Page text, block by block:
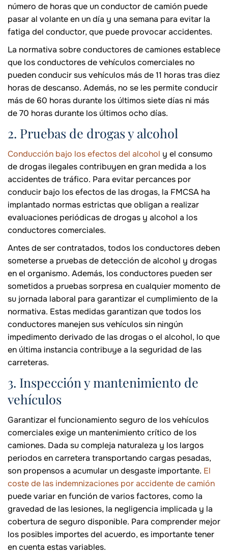
número de horas que un conductor de camión puede
pasar al volante en un día y una semana para evitar la
fatiga del conductor, que puede provocar accidentes.
La normativa sobre conductores de camiones establece
que los conductores de vehículos comerciales no
pueden conducir sus vehículos más de 11 horas tras diez
horas de descanso. Además, no se les permite conducir
más de 60 horas durante los últimos siete días ni más
de 70 horas durante los últimos ocho días.
2. Pruebas de drogas y alcohol
Conducción bajo los efectos del alcohol y el consumo
de drogas ilegales contribuyen en gran medida a los
accidentes de tráfico. Para evitar percances por
conducir bajo los efectos de las drogas, la FMCSA ha
implantado normas estrictas que obligan a realizar
evaluaciones periódicas de drogas y alcohol a los
conductores comerciales.
Antes de ser contratados, todos los conductores deben
someterse a pruebas de detección de alcohol y drogas
en el organismo. Además, los conductores pueden ser
sometidos a pruebas sorpresa en cualquier momento de
su jornada laboral para garantizar el cumplimiento de la
normativa. Estas medidas garantizan que todos los
conductores manejen sus vehículos sin ningún
impedimento derivado de las drogas o el alcohol, lo que
en última instancia contribuye a la seguridad de las
carreteras.
3. Inspección y mantenimiento de
vehículos
Garantizar el funcionamiento seguro de los vehículos
comerciales exige un mantenimiento crítico de los
camiones. Dada su compleja naturaleza y los largos
periodos en carretera transportando cargas pesadas,
son propensos a acumular un desgaste importante. El
coste de las indemnizaciones por accidente de camión
puede variar en función de varios factores, como la
gravedad de las lesiones, la negligencia implicada y la
cobertura de seguro disponible. Para comprender mejor
los posibles importes del acuerdo, es importante tener
en cuenta estas variables.